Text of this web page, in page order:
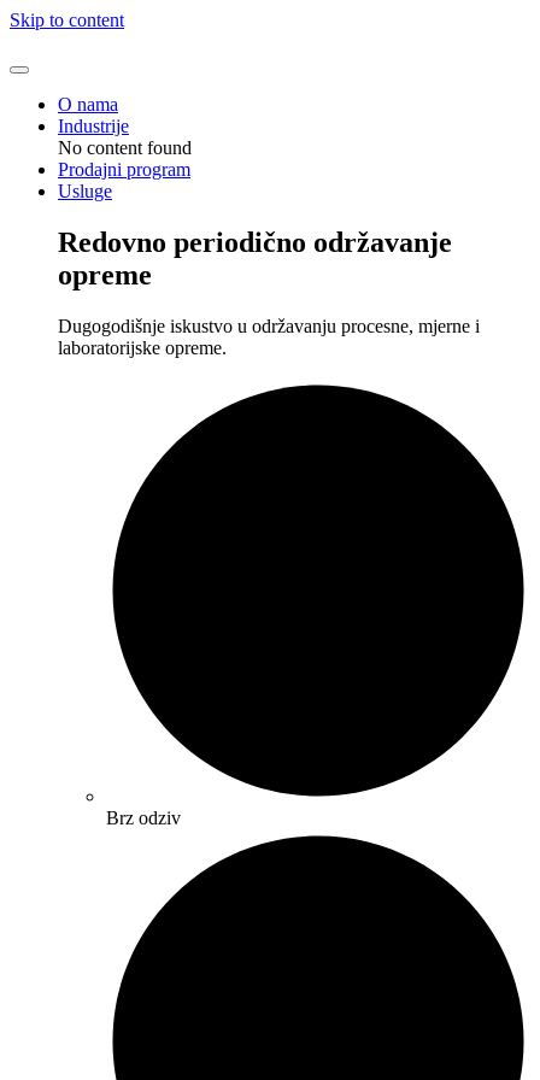
Skip to content
O nama
Industrije
No content found
Prodajni program
Usluge
Redovno periodično održavanje
opreme
Dugogodišnje iskustvo u održavanju procesne, mjerne i
laboratorijske opreme.
Brz odziv